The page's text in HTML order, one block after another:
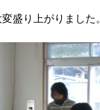
盛り上がりました。